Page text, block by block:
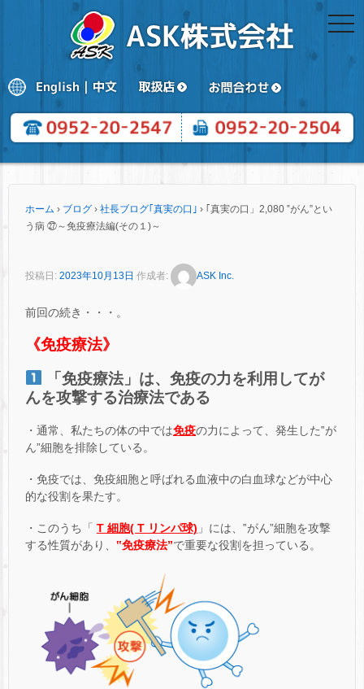
ホーム › ブログ › 社長ブログ｢真実の口｣ › ｢真実の口」2,080 ‟がん”とい
う病 ㉗～免疫療法編(その１)～
投稿日: 2023年10月13日 作成者: ASK Inc.
前回の続き・・・。
《免疫療法》
「免疫療法」は、免疫の力を利用してが
んを攻撃する治療法である
・通常、私たちの体の中では免疫の力によって、発生した‟が
ん”細胞を排除している。
・免疫では、免疫細胞と呼ばれる血液中の白血球などが中心
的な役割を果たす。
・このうち「 T 細胞( T リンパ球) 」には、‟がん”細胞を攻撃
する性質があり、 ‟免疫療法”で重要な役割を担っている。